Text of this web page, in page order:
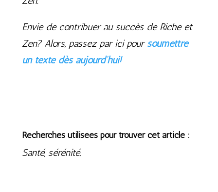
Envie de contribuer au succès de Riche et
Zen? Alors, passez par ici poursoumettre
un texte dès aujourd’hui!
Recherches utilisées pour trouver cet article :
Santé, sérénité.